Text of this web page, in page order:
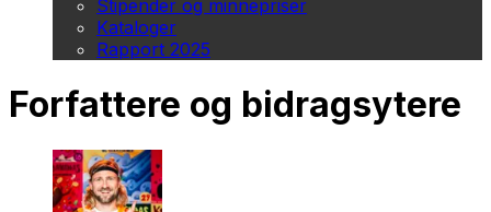
Stipender og minnepriser
Kataloger
Rapport 2025
Forfattere og bidragsytere